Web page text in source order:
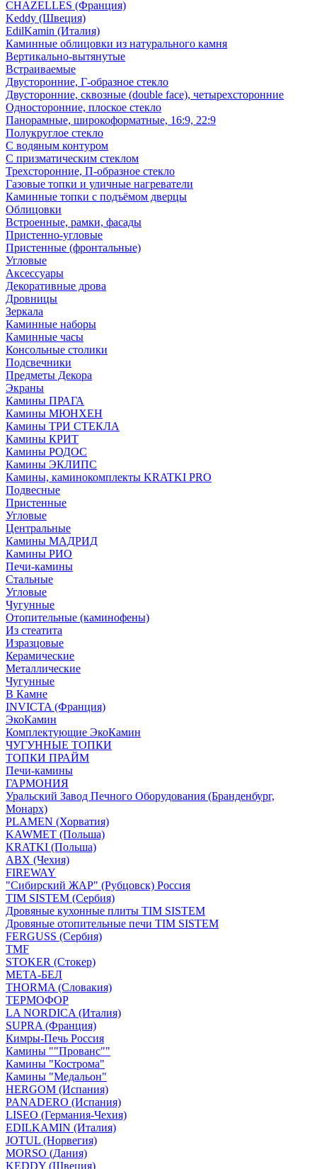
CHAZELLES (Франция)
Keddy (Швеция)
EdilKamin (Италия)
Каминные облицовки из натурального камня
Вертикально-вытянутые
Встраиваемые
Двусторонние, Г-образное стекло
Двусторонние, сквозные (double face), четырехсторонние
Односторонние, плоское стекло
Панорамные, широкоформатные, 16:9, 22:9
Полукруглое стекло
С водяным контуром
С призматическим стеклом
Трехсторонние, П-образное стекло
Газовые топки и уличные нагреватели
Каминные топки с подъёмом дверцы
Облицовки
Встроенные, рамки, фасады
Пристенно-угловые
Пристенные (фронтальные)
Угловые
Аксессуары
Декоративные дрова
Дровницы
Зеркала
Каминные наборы
Каминные часы
Консольные столики
Подсвечники
Предметы Декора
Экраны
Камины ПРАГА
Камины МЮНХЕН
Камины ТРИ СТЕКЛА
Камины КРИТ
Камины РОДОС
Камины ЭКЛИПС
Камины, каминокомплекты KRATKI PRO
Подвесные
Пристенные
Угловые
Центральные
Камины МАДРИД
Камины РИО
Печи-камины
Стальные
Угловые
Чугунные
Отопительные (каминофены)
Из стеатита
Изразцовые
Керамические
Металлические
Чугунные
В Камне
INVICTA (Франция)
ЭкоКамин
Комплектующие ЭкоКамин
ЧУГУННЫЕ ТОПКИ
ТОПКИ ПРАЙМ
Печи-камины
ГАРМОНИЯ
Уральский Завод Печного Оборудования (Бранденбург,
Монарх)
PLAMEN (Хорватия)
KAWMET (Польша)
KRATKI (Польша)
ABX (Чехия)
FIREWAY
"Сибирский ЖАР" (Рубцовск) Россия
TIM SISTEM (Сербия)
Дровяные кухонные плиты TIM SISTEM
Дровяные отопительные печи TIM SISTEM
FERGUSS (Сербия)
TMF
STOKER (Стокер)
МЕТА-БЕЛ
THORMA (Словакия)
ТЕРМОФОР
LA NORDICA (Италия)
SUPRA (Франция)
Кимры-Печь Россия
Камины ""Прованс""
Камины "Кострома"
Камины "Медальон"
HERGOM (Испания)
PANADERO (Испания)
LISEO (Германия-Чехия)
EDILKAMIN (Италия)
JOTUL (Норвегия)
MORSO (Дания)
KEDDY (Швеция)